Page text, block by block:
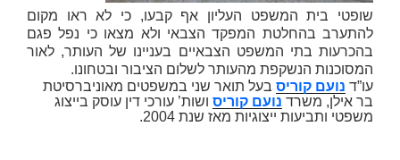
שופטי בית המשפט העליון אף קבעו, כי לא ראו מקום
להתערב בהחלטת המפקד הצבאי ולא מצאו כי נפל פגם
בהכרעות בתי המשפט הצבאיים בעניינו של העותר, לאור
המסוכנות הנשקפת מהעותר לשלום הציבור ובטחונו.
עו”ד נועם קוריס בעל תואר שני במשפטים מאוניברסיטת
בר אילן, משרד נועם קוריס ושות’ עורכי דין עוסק בייצוג
משפטי ותביעות ייצוגיות מאז שנת 2004.